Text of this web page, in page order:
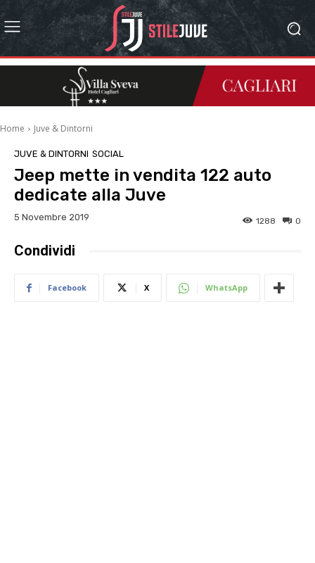
Home Juve & Dintorni
JUVE & DINTORNI SOCIAL
Jeep mette in vendita 122 auto
dedicate alla Juve
5 Novembre 2019 0
1288
Condividi
Facebook X WhatsApp